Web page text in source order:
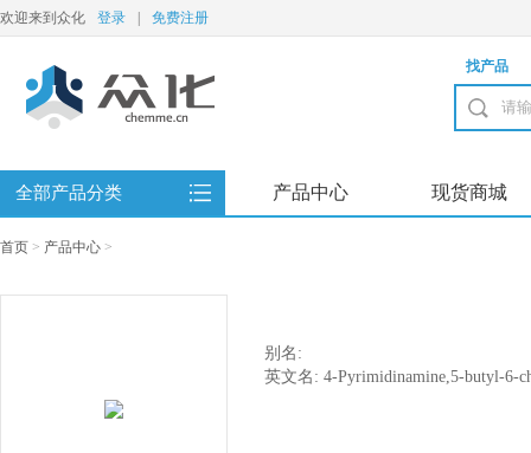
欢迎来到众化 登录 免费注册
找产品
全部产品分类 产品中心 现货商城
首页 > 产品中心 >
别名:
英文名: 4-Pyrimidinamine,5-butyl-6-